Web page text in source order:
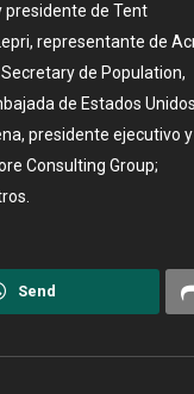
presidente de Tent
representante de
de Population,
de Estados Unidos
presidente ejecutivo y
Consulting Group;
Send